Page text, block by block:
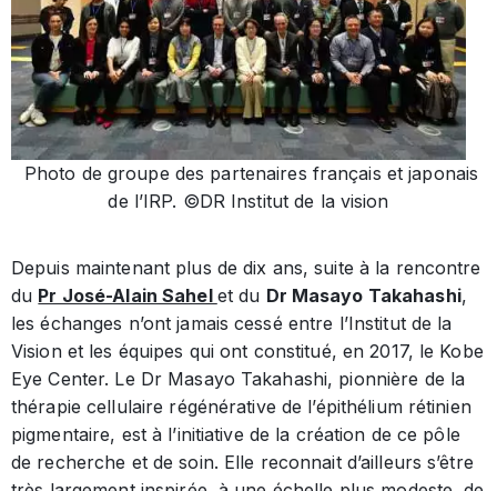
Photo de groupe des partenaires français et japonais
de l’IRP. ©DR Institut de la vision
Depuis maintenant plus de dix ans, suite à la rencontre
du Pr José-Alain Sahel et du Dr Masayo Takahashi,
les échanges n’ont jamais cessé entre l’Institut de la
Vision et les équipes qui ont constitué, en 2017, le Kobe
Eye Center. Le Dr Masayo Takahashi, pionnière de la
thérapie cellulaire régénérative de l’épithélium rétinien
pigmentaire, est à l’initiative de la création de ce pôle
de recherche et de soin. Elle reconnait d’ailleurs s’être